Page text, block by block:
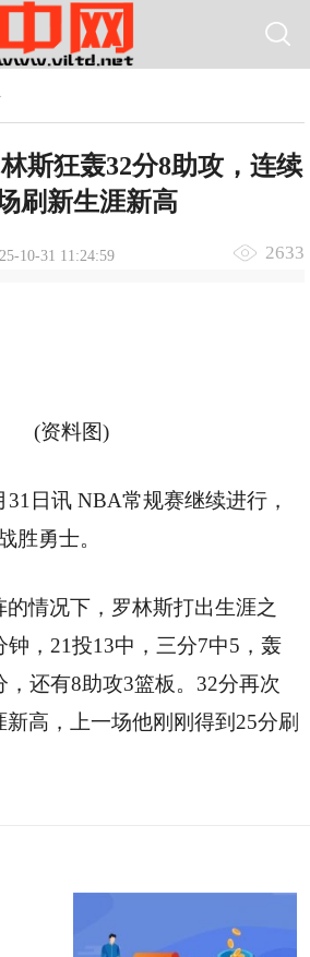
斯狂轰32分8助攻，连续
刷新生涯新高
10-31 11:24:59 2633
(资料图)
31日讯 NBA常规赛继续进行，
胜勇士。
的情况下，罗林斯打出生涯之
钟，21投13中，三分7中5，轰
，还有8助攻3篮板。32分再次
高，上一场他刚刚得到25分刷